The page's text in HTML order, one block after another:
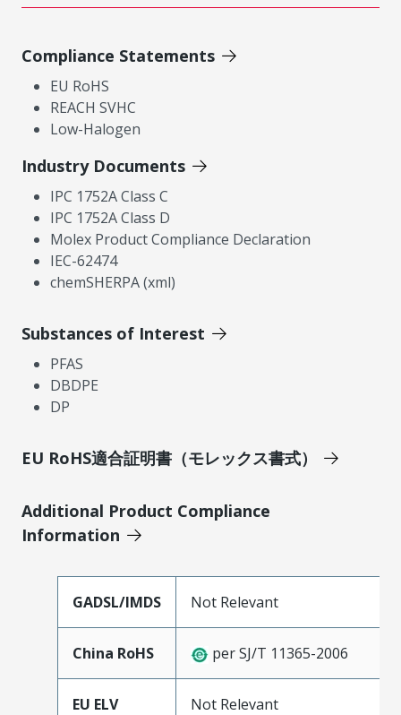
Compliance Statements
EU RoHS
REACH SVHC
Low-Halogen
Industry Documents
IPC 1752A Class C
IPC 1752A Class D
Molex Product Compliance Declaration
IEC-62474
chemSHERPA (xml)
Substances of Interest
PFAS
DBDPE
DP
EU RoHS適合証明書（モレックス書式）
Additional Product Compliance
Information
GADSL/IMDS Not Relevant
China RoHS per SJ/T 11365-2006
EU ELV Not Relevant